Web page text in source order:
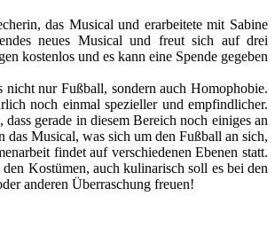
das Musical und erarbeitete mit Sabine
neues Musical und freut sich auf drei
kostenlos und es kann eine Spende gegeben
nur Fußball, sondern auch Homophobie.
noch einmal spezieller und empfindlicher.
gerade in diesem Bereich noch einiges an
Musical, was sich um den Fußball an sich,
findet auf verschiedenen Ebenen statt.
Kostümen, auch kulinarisch soll es bei den
anderen Überraschung freuen!